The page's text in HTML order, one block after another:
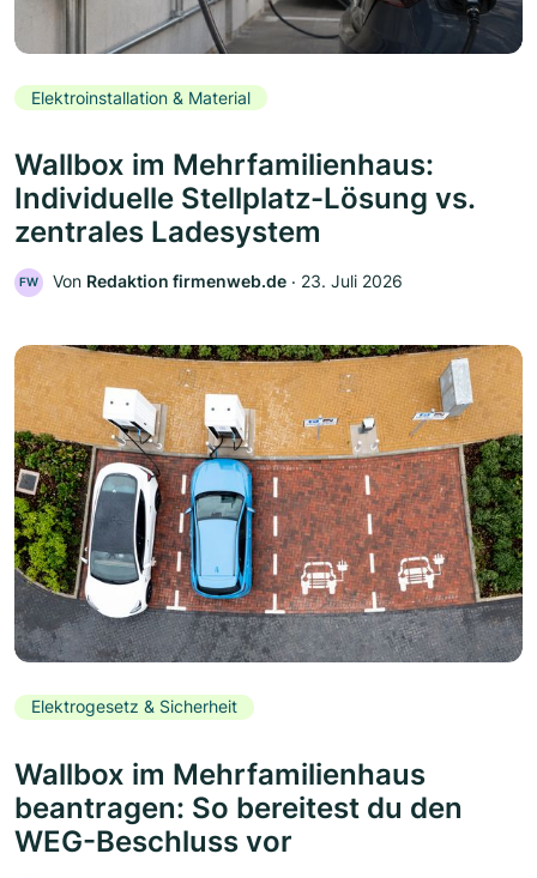
Elektroinstallation & Material
Wallbox im Mehrfamilienhaus:
Individuelle Stellplatz-Lösung vs.
zentrales Ladesystem
FW Von Redaktion firmenweb.de ‧ 23. Juli 2026
Elektrogesetz & Sicherheit
Wallbox im Mehrfamilienhaus
beantragen: So bereitest du den
WEG-Beschluss vor